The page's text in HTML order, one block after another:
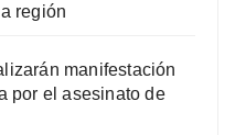
región
manifestación
por el asesinato de